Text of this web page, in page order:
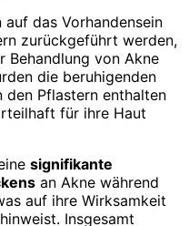
das Vorhandensein
zurückgeführt werden,
Behandlung von Akne
die beruhigenden
den Pflastern enthalten
für ihre Haut
signifikante
an Akne während
auf ihre Wirksamkeit
Insgesamt